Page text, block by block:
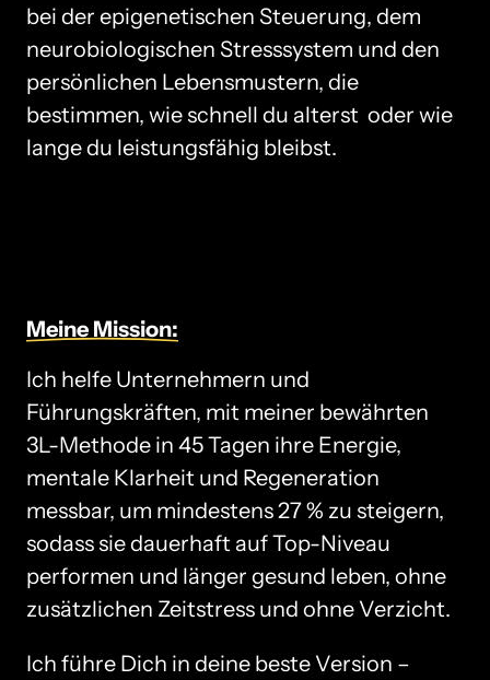
bei der epigenetischen Steuerung, dem
neurobiologischen Stresssystem und den
persönlichen Lebensmustern, die
bestimmen, wie schnell du alterst  oder wie
lange du leistungsfähig bleibst.
Meine Mission:
Ich helfe Unternehmern und
Führungskräften, mit meiner bewährten
3L-Methode in 45 Tagen ihre Energie,
mentale Klarheit und Regeneration
messbar, um mindestens 27 % zu steigern,
sodass sie dauerhaft auf Top-Niveau
performen und länger gesund leben, ohne
zusätzlichen Zeitstress und ohne Verzicht.
Ich führe Dich in deine beste Version –